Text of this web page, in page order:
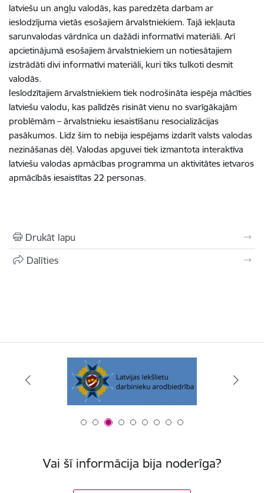
latviešu un angļu valodās, kas paredzēta darbam ar
ieslodzījuma vietās esošajiem ārvalstniekiem. Tajā iekļauta
sarunvalodas vārdnīca un dažādi informatīvi materiāli. Arī
apcietinājumā esošajiem ārvalstniekiem un notiesātajiem
izstrādāti divi informatīvi materiāli, kuri tiks tulkoti desmit
valodās.
Ieslodzītajiem ārvalstniekiem tiek nodrošināta iespēja mācīties
latviešu valodu, kas palīdzēs risināt vienu no svarīgākajām
problēmām – ārvalstnieku iesaistīšanu resocializācijas
pasākumos. Līdz šim to nebija iespējams izdarīt valsts valodas
nezināšanas dēļ. Valodas apguvei tiek izmantota interaktīva
latviešu valodas apmācības programma un aktivitātes ietvaros
apmācībās iesaistītas 22 personas.
Drukāt lapu
Dalīties
Vai šī informācija bija noderīga?